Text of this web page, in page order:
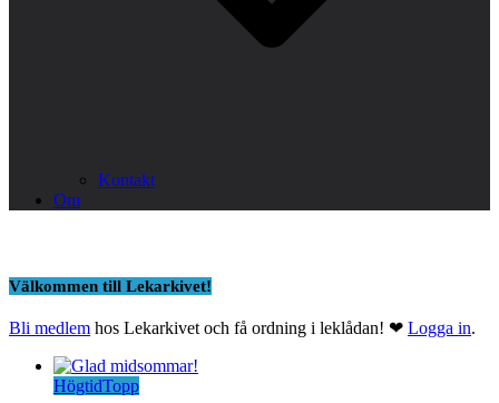
Kontakt
Om
Välkommen till Lekarkivet!
Bli medlem hos Lekarkivet och få ordning i leklådan! ❤ Logga in.
HögtidTopp